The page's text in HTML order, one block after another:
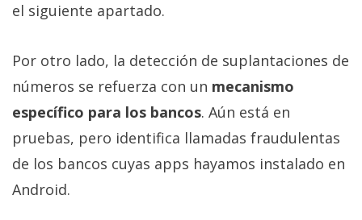
el siguiente apartado.
Por otro lado, la detección de suplantaciones de
números se refuerza con un mecanismo
específico para los bancos. Aún está en
pruebas, pero identifica llamadas fraudulentas
de los bancos cuyas apps hayamos instalado en
Android.